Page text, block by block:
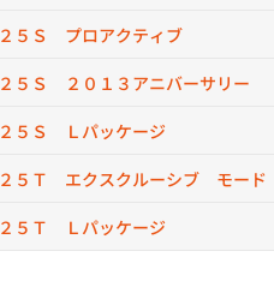
２５Ｓ プロアクティブ
２５Ｓ ２０１３アニバーサリー
２５Ｓ Ｌパッケージ
２５Ｔ エクスクルーシブ モード
２５Ｔ Ｌパッケージ